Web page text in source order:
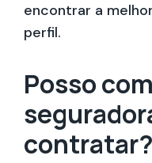
encontrar a
perfil.
Posso
contratar?